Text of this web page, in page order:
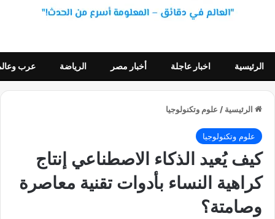
الرئيسية اخبار عاجلة أخبار مصر الرياضة عرب
الرئيسية / علوم وتكنولوجيا
علوم وتكنولوجيا
كيف يُعيد الذكاء الاصطناعي إنتاج
كراهية النساء بأدوات تقنية معاصرة
وصامتة؟